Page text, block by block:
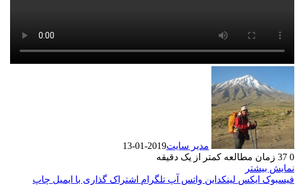
مدیر سایت2019-01-13
0
زمان مطالعه کمتر از یک دقیقه
نمایش بیشتر
فیسبوک ایکس لینکداین واتس آپ تلگرام اشتراک گذاری با ایمیل چاپ